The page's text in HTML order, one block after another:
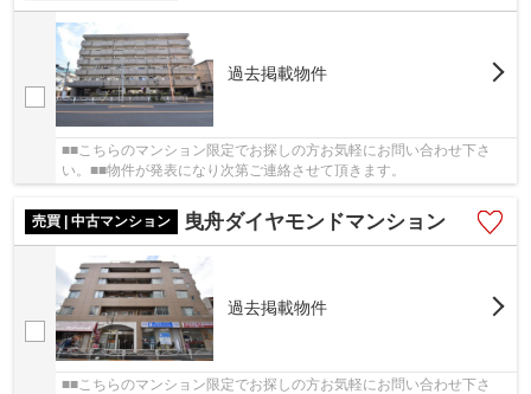
過去掲載物件
■■こちらのマンション限定でお探しの方お気軽にお問い合わせ下さ
い。■■物件が発表になり次第ご連絡させて頂きます。
売買 | 中古マンション 曳舟ダイヤモンドマンション
過去掲載物件
■■こちらのマンション限定でお探しの方お気軽にお問い合わせ下さ